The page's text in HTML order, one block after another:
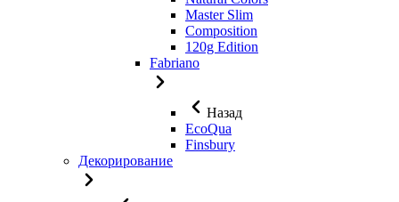
Master Slim
Composition
120g Edition
Fabriano
Назад
EcoQua
Finsbury
Декорирование